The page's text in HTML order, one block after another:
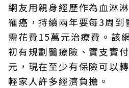
網友用親身經歷作為血淋
罹癌，持續兩年要每3周到
需花費15萬元治療費。該
初有規劃醫療險、實支實
元，現在至少有保險可以
輕家人許多經濟負擔。